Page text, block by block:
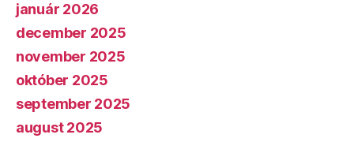
január 2026
december 2025
november 2025
október 2025
september 2025
august 2025